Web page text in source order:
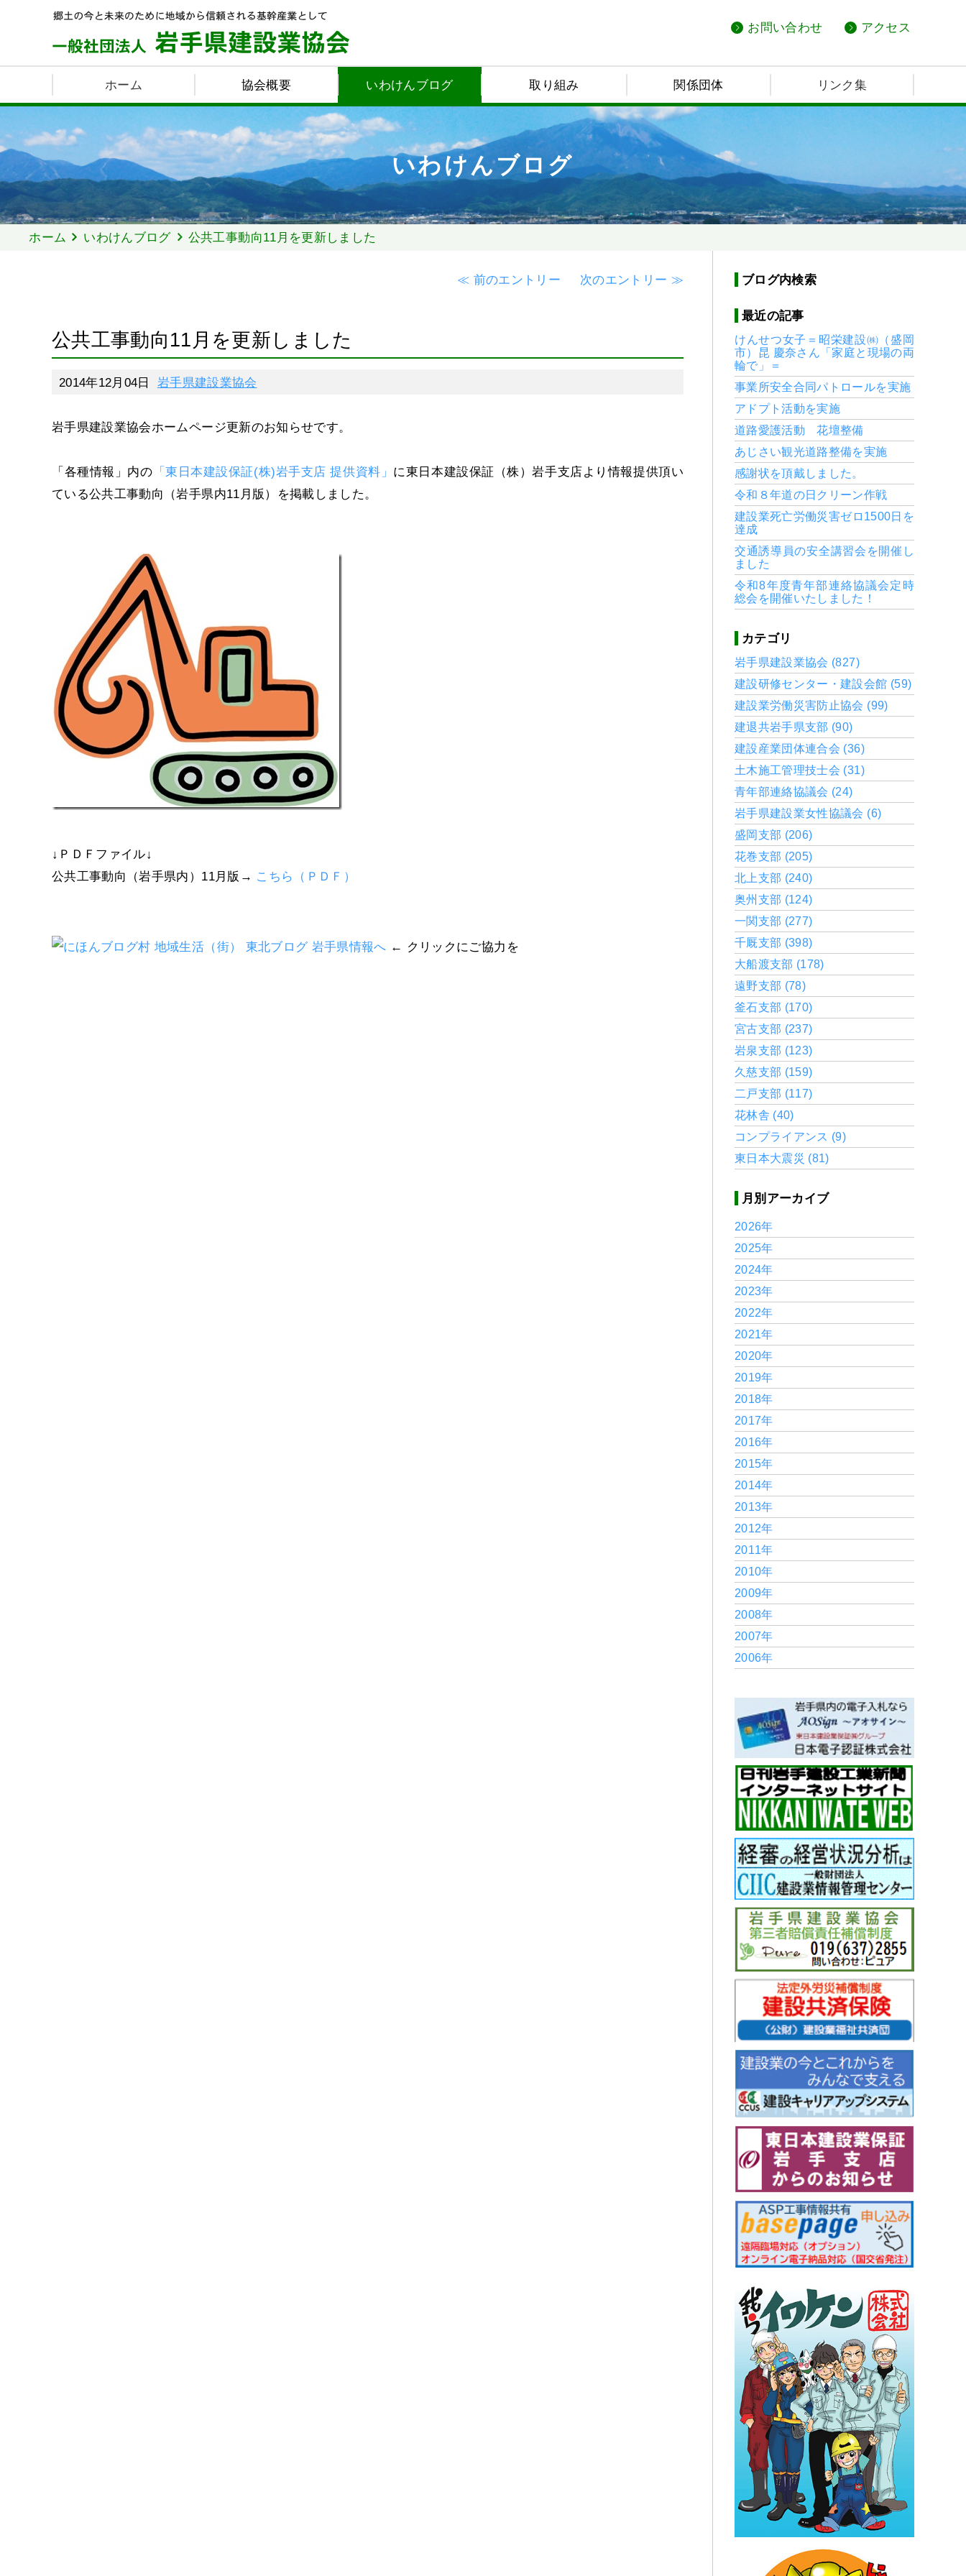
お問い合わせ アクセス
ホーム 協会概要 いわけんブログ 取り組み 関係団体 リンク集
いわけんブログ
ホーム いわけんブログ 公共工事動向11月を更新しました
≪ 前のエントリー 次のエントリー ≫
公共工事動向11月を更新しました
2014年12月04日 岩手県建設業協会
岩手県建設業協会ホームページ更新のお知らせです。
「各種情報」内の 「東日本建設保証(株)岩手支店 提供資料」 に東日本建設保証（株）岩手支店より情報提供頂い
ている公共工事動向（岩手県内11月版）を掲載しました。
↓ＰＤＦファイル↓
公共工事動向（岩手県内）11月版→ こちら（ＰＤＦ）
← クリックにご協力を
ブログ内検索
最近の記事
けんせつ女子＝昭栄建設㈱（盛岡
市）昆 慶奈さん「家庭と現場の両
輪で」＝
事業所安全合同パトロールを実施
アドプト活動を実施
道路愛護活動 花壇整備
あじさい観光道路整備を実施
感謝状を頂戴しました。
令和８年道の日クリーン作戦
建設業死亡労働災害ゼロ1500日を
達成
交通誘導員の安全講習会を開催し
ました
令和8年度青年部連絡協議会定時
総会を開催いたしました！
カテゴリ
岩手県建設業協会 (827)
建設研修センター・建設会館 (59)
建設業労働災害防止協会 (99)
建退共岩手県支部 (90)
建設産業団体連合会 (36)
土木施工管理技士会 (31)
青年部連絡協議会 (24)
岩手県建設業女性協議会 (6)
盛岡支部 (206)
花巻支部 (205)
北上支部 (240)
奥州支部 (124)
一関支部 (277)
千厩支部 (398)
大船渡支部 (178)
遠野支部 (78)
釜石支部 (170)
宮古支部 (237)
岩泉支部 (123)
久慈支部 (159)
二戸支部 (117)
花林舎 (40)
コンプライアンス (9)
東日本大震災 (81)
月別アーカイブ
2026年
2025年
2024年
2023年
2022年
2021年
2020年
2019年
2018年
2017年
2016年
2015年
2014年
2013年
2012年
2011年
2010年
2009年
2008年
2007年
2006年